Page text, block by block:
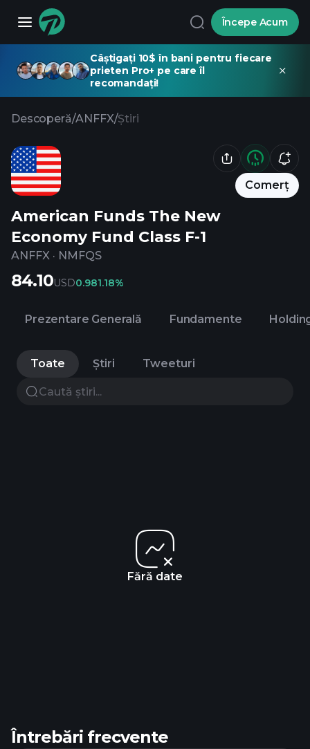
Începe Acum
Câștigați 10$ în bani pentru fiecare
prieten Pro+ pe care îl
recomandați!
Descoperă/ANFFX/Știri
Comerț
American Funds The New
Economy Fund Class F-1
ANFFX · NMFQS
84.10USD0.981.18%
Prezentare Generală Fundamente
Toate Știri Tweeturi
Fără date
Întrebări frecvente